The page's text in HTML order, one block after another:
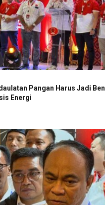
Pangan Harus Jadi
Energi